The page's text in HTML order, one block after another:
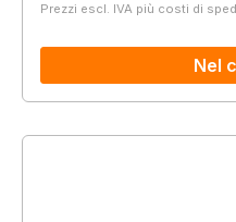
Prezzi escl. IVA più costi di
Nel